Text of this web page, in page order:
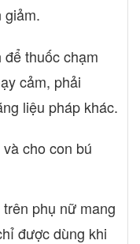
giảm.
thuốc chạm
cảm, phải
liệu pháp khác.
cho con bú
phụ nữ mang
được dùng khi